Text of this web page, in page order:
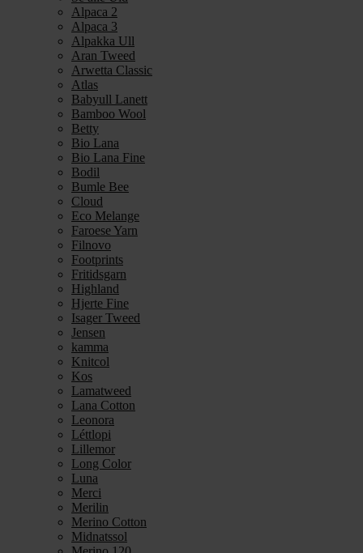
Alpaca 2
Alpaca 3
Alpakka Ull
Aran Tweed
Arwetta Classic
Atlas
Babyull Lanett
Bamboo Wool
Betty
Bio Lana
Bio Lana Fine
Bodil
Bumle Bee
Cloud
Eco Melange
Faroese Yarn
Filnovo
Footprints
Fritidsgarn
Highland
Hjerte Fine
Isager Tweed
Jensen
kamma
Knitcol
Kos
Lamatweed
Lana Cotton
Leonora
Léttlopi
Lillemor
Long Color
Luna
Merci
Merilin
Merino Cotton
Midnatssol